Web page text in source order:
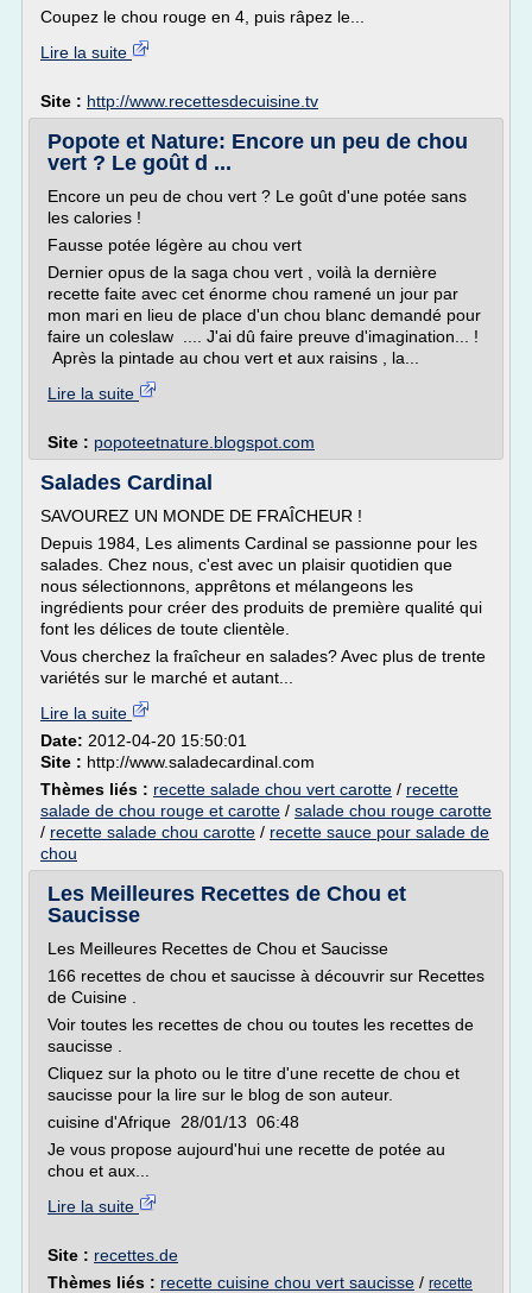
Coupez le chou rouge en 4, puis râpez le...
Lire la suite
Site : http://www.recettesdecuisine.tv
Popote et Nature: Encore un peu de chou
vert ? Le goût d ...
Encore un peu de chou vert ? Le goût d'une potée sans
les calories !
Fausse potée légère au chou vert
Dernier opus de la saga chou vert , voilà la dernière
recette faite avec cet énorme chou ramené un jour par
mon mari en lieu de place d'un chou blanc demandé pour
faire un coleslaw .... J'ai dû faire preuve d'imagination... !
Après la pintade au chou vert et aux raisins , la...
Lire la suite
Site : popoteetnature.blogspot.com
Salades Cardinal
SAVOUREZ UN MONDE DE FRAÎCHEUR !
Depuis 1984, Les aliments Cardinal se passionne pour les
salades. Chez nous, c'est avec un plaisir quotidien que
nous sélectionnons, apprêtons et mélangeons les
ingrédients pour créer des produits de première qualité qui
font les délices de toute clientèle.
Vous cherchez la fraîcheur en salades? Avec plus de trente
variétés sur le marché et autant...
Lire la suite
Date: 2012-04-20 15:50:01
Site : http://www.saladecardinal.com
Thèmes liés : recette salade chou vert carotte / recette
salade de chou rouge et carotte / salade chou rouge carotte
/ recette salade chou carotte / recette sauce pour salade de
chou
Les Meilleures Recettes de Chou et
Saucisse
Les Meilleures Recettes de Chou et Saucisse
166 recettes de chou et saucisse à découvrir sur Recettes
de Cuisine .
Voir toutes les recettes de chou ou toutes les recettes de
saucisse .
Cliquez sur la photo ou le titre d'une recette de chou et
saucisse pour la lire sur le blog de son auteur.
cuisine d'Afrique 28/01/13 06:48
Je vous propose aujourd'hui une recette de potée au
chou et aux...
Lire la suite
Site : recettes.de
Thèmes liés : recette cuisine chou vert saucisse / recette